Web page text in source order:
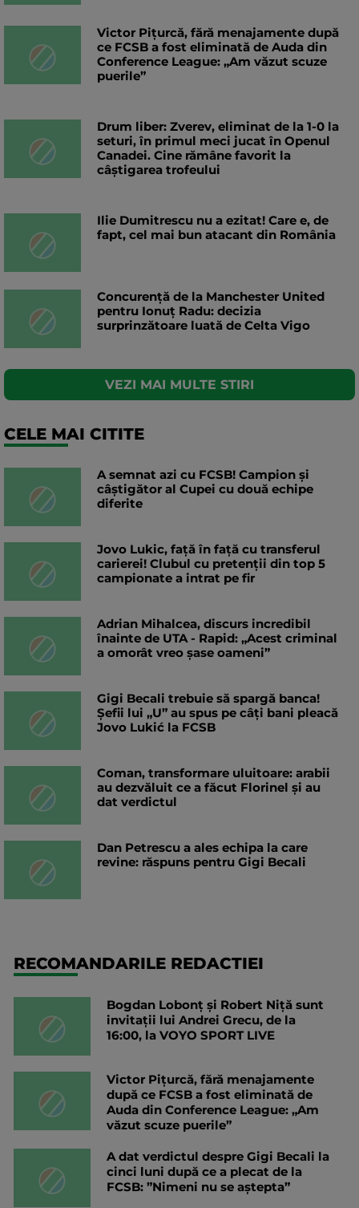
Victor Pițurcă, fără menajamente după
ce FCSB a fost eliminată de Auda din
Conference League: „Am văzut scuze
puerile”
Drum liber: Zverev, eliminat de la 1-0 la
seturi, în primul meci jucat în Openul
Canadei. Cine rămâne favorit la
câștigarea trofeului
Ilie Dumitrescu nu a ezitat! Care e, de
fapt, cel mai bun atacant din România
Concurență de la Manchester United
pentru Ionuț Radu: decizia
surprinzătoare luată de Celta Vigo
VEZI MAI MULTE STIRI
CELE MAI CITITE
A semnat azi cu FCSB! Campion și
câștigător al Cupei cu două echipe
diferite
Jovo Lukic, față în față cu transferul
carierei! Clubul cu pretenții din top 5
campionate a intrat pe fir
Adrian Mihalcea, discurs incredibil
înainte de UTA - Rapid: „Acest criminal
a omorât vreo șase oameni”
Gigi Becali trebuie să spargă banca!
Șefii lui „U” au spus pe câți bani pleacă
Jovo Lukić la FCSB
Coman, transformare uluitoare: arabii
au dezvăluit ce a făcut Florinel și au
dat verdictul
Dan Petrescu a ales echipa la care
revine: răspuns pentru Gigi Becali
RECOMANDARILE REDACTIEI
Bogdan Lobonț și Robert Niță sunt
invitații lui Andrei Grecu, de la
16:00, la VOYO SPORT LIVE
Victor Pițurcă, fără menajamente
după ce FCSB a fost eliminată de
Auda din Conference League: „Am
văzut scuze puerile”
A dat verdictul despre Gigi Becali la
cinci luni după ce a plecat de la
FCSB: ”Nimeni nu se aștepta”